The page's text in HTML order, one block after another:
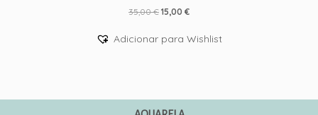
35,00€ O
original
era:
15,00 €O
atual
Adicionar para Wishlist